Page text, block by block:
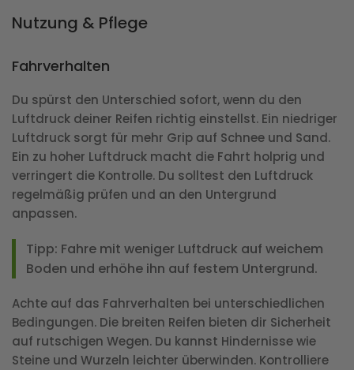
Nutzung & Pflege
Fahrverhalten
Du spürst den Unterschied sofort, wenn du den
Luftdruck deiner Reifen richtig einstellst. Ein niedriger
Luftdruck sorgt für mehr Grip auf Schnee und Sand.
Ein zu hoher Luftdruck macht die Fahrt holprig und
verringert die Kontrolle. Du solltest den Luftdruck
regelmäßig prüfen und an den Untergrund
anpassen.
Tipp: Fahre mit weniger Luftdruck auf weichem
Boden und erhöhe ihn auf festem Untergrund.
Achte auf das Fahrverhalten bei unterschiedlichen
Bedingungen. Die breiten Reifen bieten dir Sicherheit
auf rutschigen Wegen. Du kannst Hindernisse wie
Steine und Wurzeln leichter überwinden. Kontrolliere